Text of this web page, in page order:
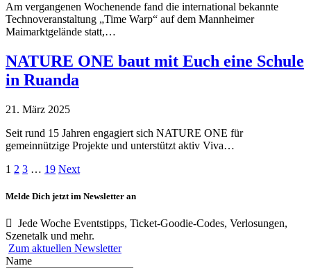
Am vergangenen Wochenende fand die international bekannte
Technoveranstaltung „Time Warp“ auf dem Mannheimer
Maimarktgelände statt,…
NATURE ONE baut mit Euch eine Schule
in Ruanda
21. März 2025
Seit rund 15 Jahren engagiert sich NATURE ONE für
gemeinnützige Projekte und unterstützt aktiv Viva…
1 2 3 … 19 Next
Melde Dich jetzt im Newsletter an
Jede Woche Eventstipps, Ticket-Goodie-Codes, Verlosungen,
Szenetalk und mehr.
Zum aktuellen Newsletter
Name